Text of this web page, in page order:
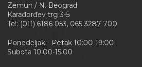
Zemun / N. Beograd
Karađorđev trg 3-5
Tel: (011) 6186 053, 065 3287 700
Ponedeljak - Petak 10:00-19:00
Subota 10:00-15:00